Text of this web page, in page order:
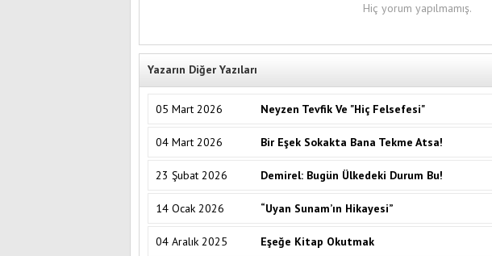
Hiç yorum yapılmamış.
Yazarın Diğer Yazıları
05 Mart 2026 Neyzen Tevfik Ve "Hiç Felsefesi"
04 Mart 2026 Bir Eşek Sokakta Bana Tekme Atsa!
23 Şubat 2026 Demirel: Bugün Ülkedeki Durum Bu!
14 Ocak 2026 “Uyan Sunam’ın Hikayesi”
04 Aralık 2025 Eşeğe Kitap Okutmak